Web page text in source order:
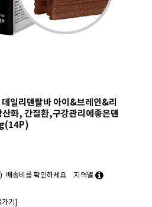
일리덴탈바 아이&브레인&리
화, 간질환,구강관리에좋은덴
배송비를 확인하세요
지역별
기]